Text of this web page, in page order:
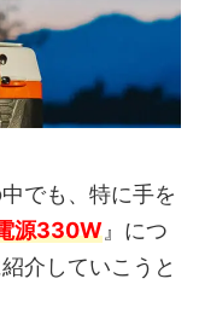
でも、特に手を
源330W』につ
介していこうと